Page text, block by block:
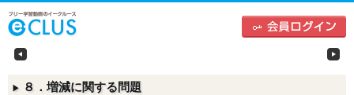
中学生向けフリー学習動画のイークルース（e-
▶ ８．増減に関する問題